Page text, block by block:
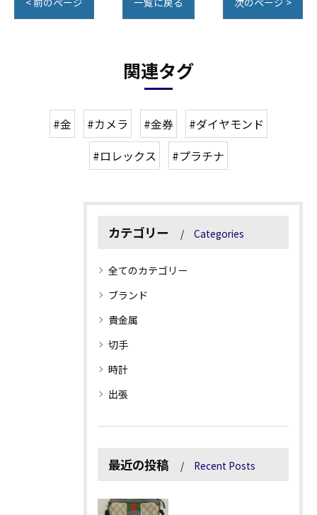
関連タグ
#金 #カメラ #金券
#ダイヤモンド
#ロレックス
#プラチナ
カテゴリー Categories
全てのカテゴリー
ブランド
貴金属
切手
時計
出張
最近の投稿 Recent Posts